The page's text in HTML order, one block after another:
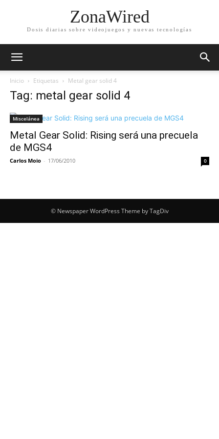
ZonaWired
Dosis diarias sobre videojuegos y nuevas tecnologías
Inicio Etiquetas Metal gear solid 4
Tag: metal gear solid 4
Miscelánea
Metal Gear Solid: Rising será una precuela
de MGS4
Carlos Moio - 17/06/2010 0
© Newspaper WordPress Theme by TagDiv